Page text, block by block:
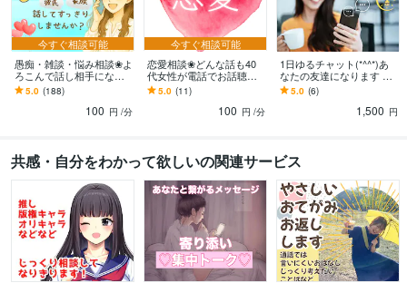
す。 イライラしたお話お聞きします(*^^*)
悩み相談 愚痴 恋愛相談 話し相手 秘密厳守 うつ 夫婦関係
毒親
子育て
世間話
悩み相談・カウンセリング お話をゆっくり伺って一緒に対策を考えます
悩み相談 愚痴 こころの悩み うつ 辛い 落ち込み バーテンダー
回復
打開策
対策
今すぐ相談可能
愚痴・雑談・悩み相談❀よ
ろこんで話し相手になり
ます 職場の人間関係・仕
事・夫婦・親子❀どんなお
話もお聴きします❀
5.0 (188)
100 円 /分
今すぐ相談可能
恋愛相談❀どんな話も40
代女性が電話でお話聴き
ます 恋のお悩み♡想いを
届けるために！お相手の
気持ちを探りましょう
5.0 (11)
100 円 /分
1日ゆるチャット(*^^*)あ
なたの友達になります 文
字が気楽なあなたへ☆✉で
愚痴/相談/雑談/文面チェッ
5.0 (6)
1,500 円
共感・自分をわかって欲しいの関連サービス